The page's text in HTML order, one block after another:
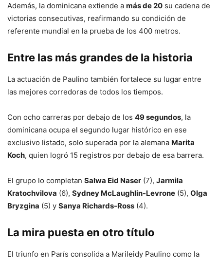
Además, la dominicana extiende a más de 20 su cadena de
victorias consecutivas, reafirmando su condición de
referente mundial en la prueba de los 400 metros.
Entre las más grandes de la historia
La actuación de Paulino también fortalece su lugar entre
las mejores corredoras de todos los tiempos.
Con ocho carreras por debajo de los 49 segundos, la
dominicana ocupa el segundo lugar histórico en ese
exclusivo listado, solo superada por la alemana Marita
Koch, quien logró 15 registros por debajo de esa barrera.
El grupo lo completan Salwa Eid Naser (7), Jarmila
Kratochvilova (6), Sydney McLaughlin-Levrone (5), Olga
Bryzgina (5) y Sanya Richards-Ross (4).
La mira puesta en otro título
El triunfo en París consolida a Marileidy Paulino como la